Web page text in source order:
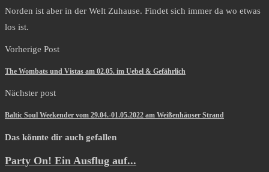
Norden ist aber in der Welt Zuhause. Findet sich immer da wo etwas
los ist.
Vorherige Post
The Wombats und Vistas am 02.05. im Uebel & Gefährlich
Nächster post
Baltic Soul Weekender vom 29.04.-01.05.2022 am Weißenhäuser Strand
Das könnte dir auch gefallen
Party On! Ein Ausflug auf...